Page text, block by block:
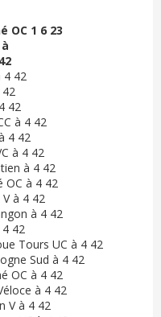
OC 1 6 23
4 42
42
42
à 4 42
4 42
à 4 42
à 4 42
OC à 4 42
à 4 42
à 4 42
42
Tours UC à 4 42
Sud à 4 42
OC à 4 42
à 4 42
V à 4 42